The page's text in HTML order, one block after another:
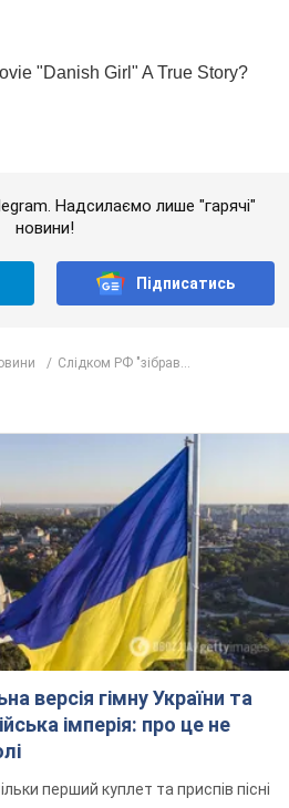
Надсилаємо лише "гарячі"
новини!
Підписатись
Слідком РФ "зібрав...
версія гімну України та
імперія: про це не
перший куплет та приспів пісні